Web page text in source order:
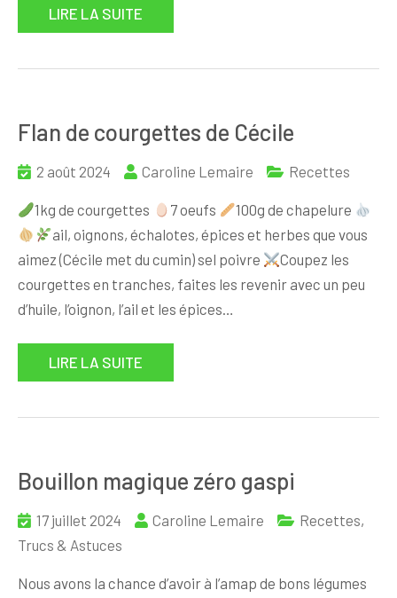
LIRE LA SUITE
Flan de courgettes de Cécile
2 août 2024 Caroline Lemaire Recettes
1kg de courgettes 7 oeufs
100g de chapelure
ail, oignons, échalotes, épices et herbes que vous
aimez (Cécile met du cumin) sel poivre
Coupez les
courgettes en tranches, faites les revenir avec un peu
d’huile, l’oignon, l’ail et les épices…
LIRE LA SUITE
Bouillon magique zéro gaspi
17 juillet 2024 Caroline Lemaire Recettes,
Trucs & Astuces
Nous avons la chance d’avoir à l’amap de bons légumes